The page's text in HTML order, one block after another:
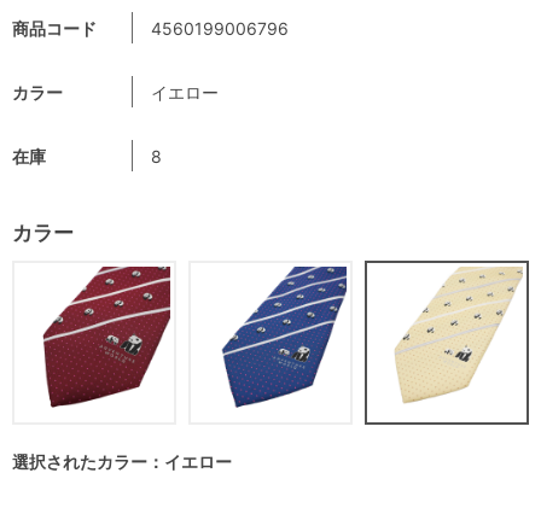
商品コード 4560199006796
カラー イエロー
在庫 8
カラー
選択されたカラー：イエロー